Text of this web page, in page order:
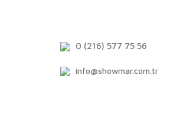
0 (216) 577 75 56
info@showmar.com.tr